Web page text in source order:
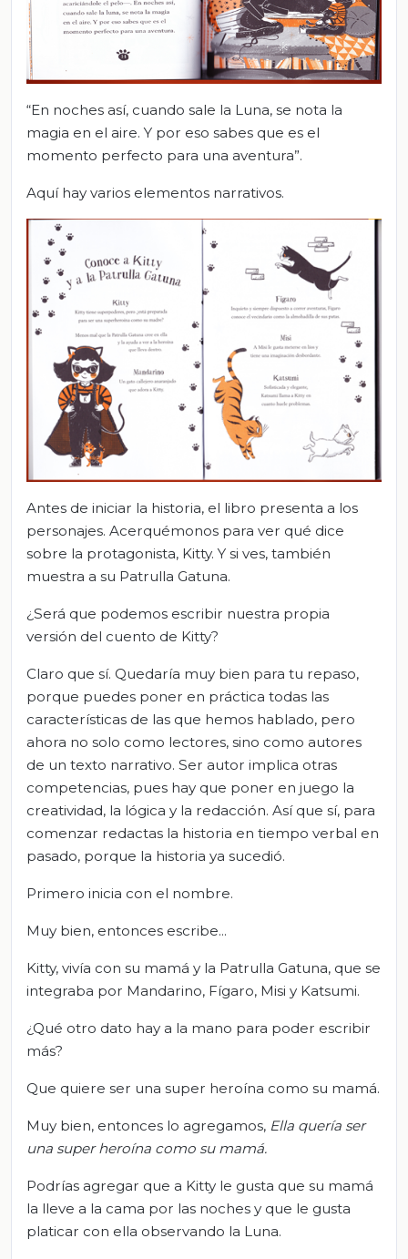
“En noches así, cuando sale la Luna, se nota la
magia en el aire. Y por eso sabes que es el
momento perfecto para una aventura”.
Aquí hay varios elementos narrativos.
Antes de iniciar la historia, el libro presenta a los
personajes. Acerquémonos para ver qué dice
sobre la protagonista, Kitty. Y si ves, también
muestra a su Patrulla Gatuna.
¿Será que podemos escribir nuestra propia
versión del cuento de Kitty?
Claro que sí. Quedaría muy bien para tu repaso,
porque puedes poner en práctica todas las
características de las que hemos hablado, pero
ahora no solo como lectores, sino como autores
de un texto narrativo. Ser autor implica otras
competencias, pues hay que poner en juego la
creatividad, la lógica y la redacción. Así que sí, para
comenzar redactas la historia en tiempo verbal en
pasado, porque la historia ya sucedió.
Primero inicia con el nombre.
Muy bien, entonces escribe...
Kitty, vivía con su mamá y la Patrulla Gatuna, que se
integraba por Mandarino, Fígaro, Misi y Katsumi.
¿Qué otro dato hay a la mano para poder escribir
más?
Que quiere ser una super heroína como su mamá.
Muy bien, entonces lo agregamos, Ella quería ser
una super heroína como su mamá.
Podrías agregar que a Kitty le gusta que su mamá
la lleve a la cama por las noches y que le gusta
platicar con ella observando la Luna.